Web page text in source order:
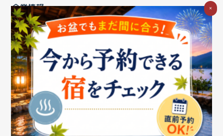
企業情報
ご利用中の方
お問い合わせ消費税の表示 ウェブアクセシビリティの取り組み
個人情報保護ポリシープライバシーポータル
Cookieポリシー
特定商取引法に基づく表記情報セキュリティ基本方針
商標についてBIGLOBEトップ
×